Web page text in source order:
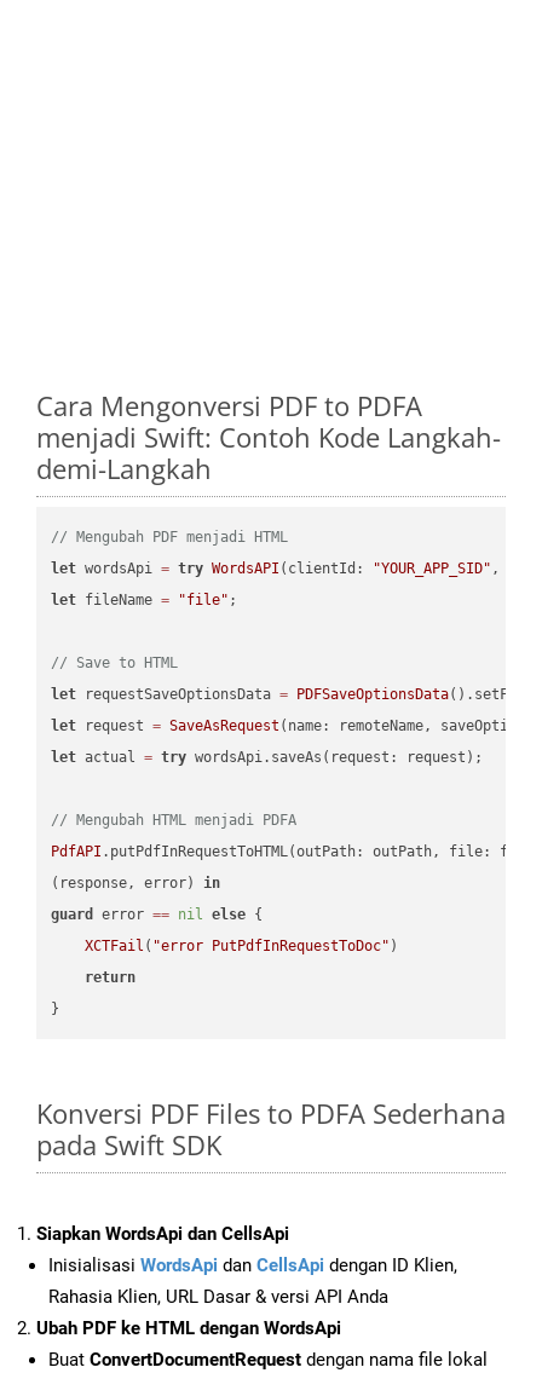
Cara Mengonversi PDF to PDFA
menjadi Swift: Contoh Kode Langkah-
demi-Langkah
// Mengubah PDF menjadi HTML
let wordsApi = try WordsAPI (clientId: "YOUR_APP_SID" ,
let fileName = "file" ;
// Save to HTML
let requestSaveOptionsData = PDFSaveOptionsData
let request = SaveAsRequest (name: remoteName,
let actual = try wordsApi.saveAs(request: request);
// Mengubah HTML menjadi PDFA
PdfAPI .putPdfInRequestToHTML(outPath: outPath, file: file.
(response, error) in
guard
error == nil else {
XCTFail ( "error PutPdfInRequestToDoc" )
return
Konversi PDF Files to PDFA Sederhana
pada Swift SDK
Siapkan WordsApi dan CellsApi
Inisialisasi WordsApi dan CellsApi dengan ID Klien,
Rahasia Klien, URL Dasar & versi API Anda
Ubah PDF ke HTML dengan WordsApi
Buat ConvertDocumentRequest dengan nama file lokal